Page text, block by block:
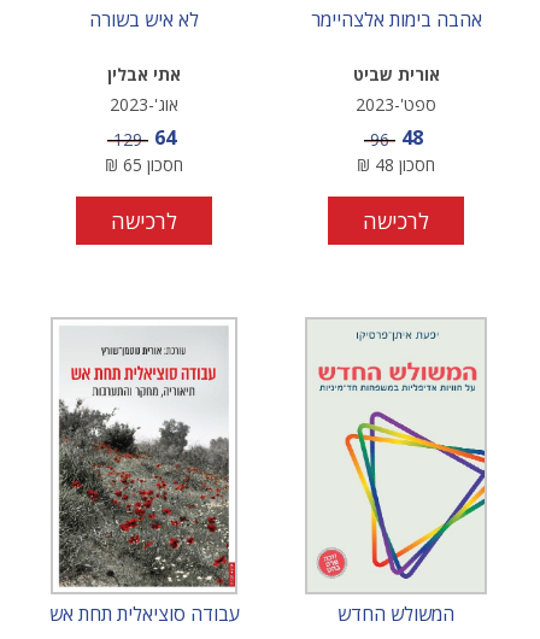
אהבה בימות אלצהיימר
אורית שביט
ספט'-2023
מחיר מבצע
48 מחיר
96
חסכון 48
₪
לרכישה
לא איש בשורה
אתי אבלין
אוג'-2023
מחיר מבצע
64 מחיר
129
חסכון 65
₪
לרכישה
המשולש החדש עבודה סוציאלית תחת אש